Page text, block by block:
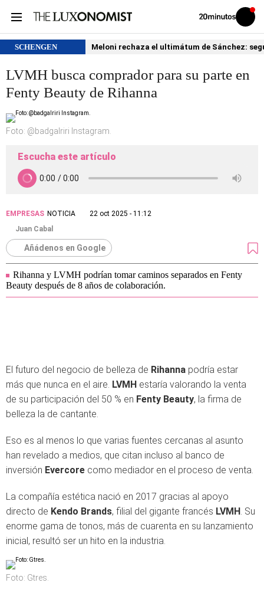
Volver
Iniciar
sesión
SCHENGEN Meloni rechaza el ultimátum de Sánchez:
LVMH busca comprador para su parte en
Fenty Beauty de Rihanna
Foto: @badgalriri Instagram.
Escucha este artículo
EMPRESAS NOTICIA
22 oct 2025 - 11:12
Juan Cabal
Añádenos en Google
Rihanna y LVMH podrían tomar caminos separados en Fenty
Beauty después de 8 años de colaboración.
El futuro del negocio de belleza de Rihanna podría estar
más que nunca en el aire. LVMH estaría valorando la venta
de su participación del 50 % en Fenty Beauty, la firma de
belleza la de cantante.
Eso es al menos lo que varias fuentes cercanas al asunto
han revelado a medios, que citan incluso al banco de
inversión Evercore como mediador en el proceso de venta.
La compañía estética nació en 2017 gracias al apoyo
directo de Kendo Brands, filial del gigante francés LVMH. Su
enorme gama de tonos, más de cuarenta en su lanzamiento
inicial, resultó ser un hito en la industria.
Foto: Gtres.